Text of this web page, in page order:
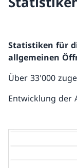
Statistiken für
allgemeinen
Über 33'000
Entwicklung der